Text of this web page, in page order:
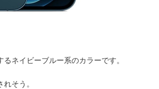
ネイビーブルー系のカラーです。
そう。